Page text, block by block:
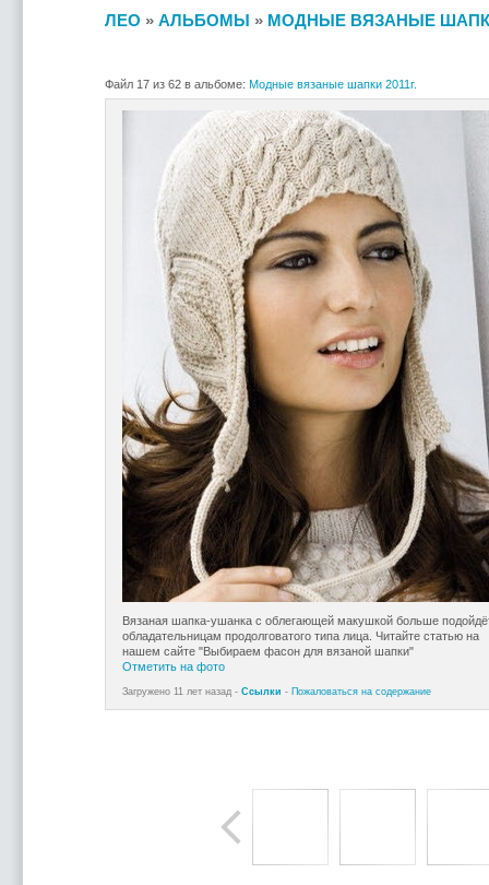
ЛЕО » АЛЬБОМЫ » МОДНЫЕ ВЯЗАНЫЕ ШАПКИ
Файл 17 из 62 в альбоме: Модные вязаные шапки 2011г.
Вязаная шапка-ушанка с облегающей макушкой больше
обладательницам продолговатого типа лица. Читайте статью на
нашем сайте "Выбираем фасон для вязаной шапки"
Отметить на фото
Загружено 11 лет назад - Ссылки - Пожаловаться на содержание